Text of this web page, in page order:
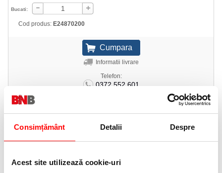
Consimțământ Detalii Despre
Acest site utilizează cookie-uri
Bucati:
Cod produs: E24870200
Informatii livrare
Telefon:
0372 552 601
Capse de mare capacitate, din metal puternic și rezistent, pentru
- Fiecare cutie conține 1,000 de capse